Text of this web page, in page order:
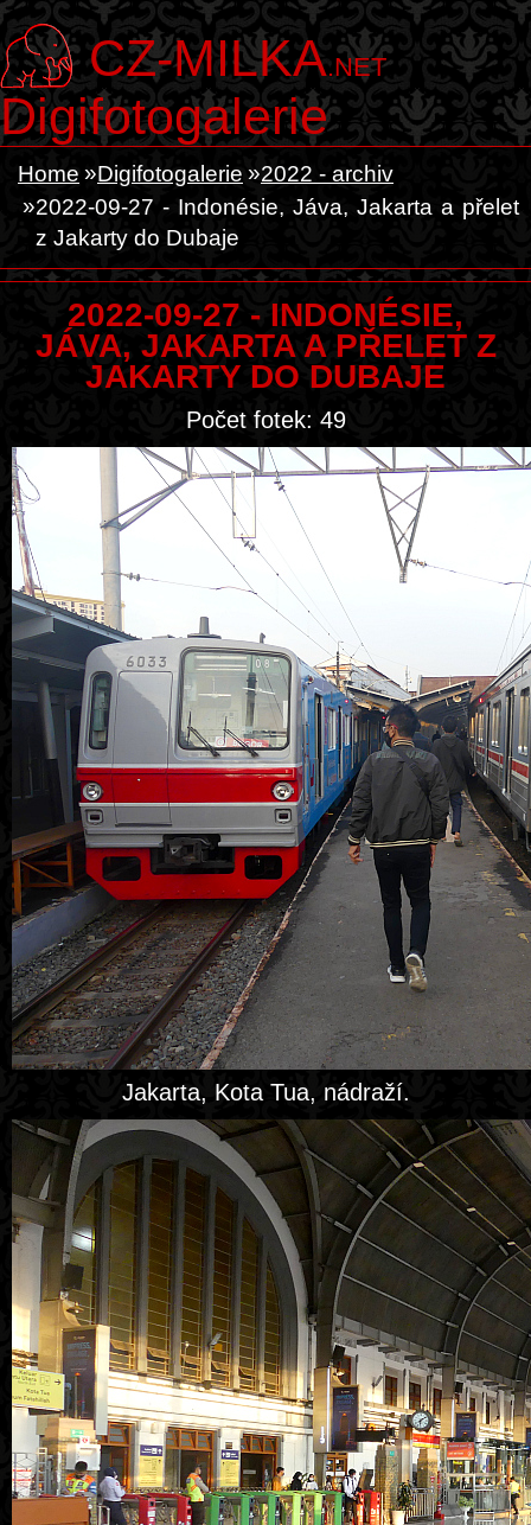
CZ-MILKA.NET
Digifotogalerie
Home Digifotogalerie
2022 - archiv
2022-09-27 - Indonésie, Jáva, Jakarta a přelet
z Jakarty do Dubaje
2022-09-27 - INDONÉSIE,
JÁVA, JAKARTA A PŘELET Z
JAKARTY DO DUBAJE
Počet fotek: 49
Jakarta, Kota Tua, nádraží.